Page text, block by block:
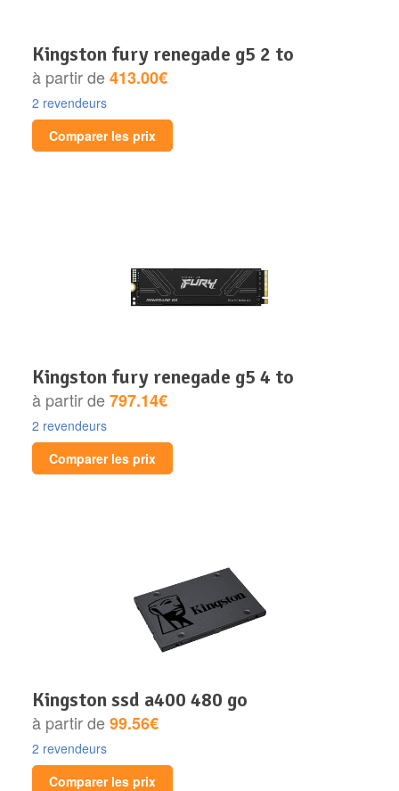
kingston fury renegade g5 2 to
à partir de413.00€
2 revendeurs
Comparer les prix
kingston fury renegade g5 4 to
à partir de797.14€
2 revendeurs
Comparer les prix
kingston ssd a400 480 go
à partir de99.56€
2 revendeurs
Comparer les prix